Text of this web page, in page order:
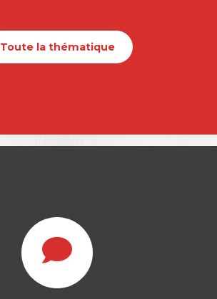
Toute la thématique